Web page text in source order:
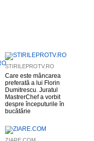
STIRILEPROTV.RO
Care este mâncarea
preferată a lui Florin
Dumitrescu. Juratul
MastrerChef a vorbit
despre începuturile în
bucătărie